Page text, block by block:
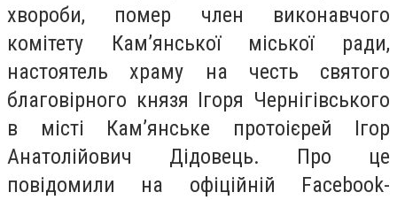
хвороби, помер член виконавчого
комітету Кам’янської міської ради,
настоятель храму на честь святого
благовірного князя Ігоря Чернігівського
в місті Кам’янське протоієрей Ігор
Анатолійович Дідовець. Про це
повідомили на офіційній Facebook-